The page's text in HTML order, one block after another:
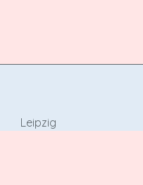
Leipzig